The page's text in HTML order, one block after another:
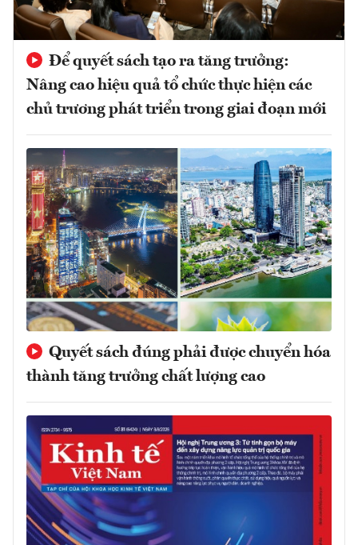
Để quyết sách tạo ra tăng trưởng:
Nâng cao hiệu quả tổ chức thực hiện các
chủ trương phát triển trong giai đoạn mới
Quyết sách đúng phải được chuyển hóa
thành tăng trưởng chất lượng cao